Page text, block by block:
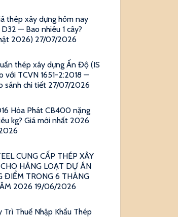
thép xây dựng hôm nay
— Bao nhiêu 1 cây?
2026) 27/07/2026
thép xây dựng Ấn Độ (IS
với TCVN 1651-2:2018 —
sánh chi tiết 27/07/2026
Hòa Phát CB400 nặng
kg? Giá mới nhất 2026
CUNG CẤP THÉP XÂY
HÀNG LOẠT DỰ ÁN
ĐIỂM TRONG 6 THÁNG
2026 19/06/2026
Trì Thuế Nhập Khẩu Thép